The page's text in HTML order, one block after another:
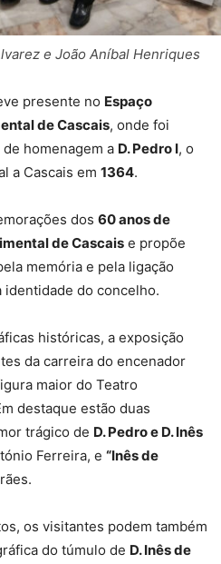
e João Aníbal Henriques
presente no Espaço
de Cascais, onde foi
homenagem a D. Pedro I, o
a Cascais em 1364.
dos 60 anos de
de Cascais e propõe
memória e pela ligação
do concelho.
históricas, a exposição
da carreira do encenador
maior do Teatro
destaque estão duas
trágico de D. Pedro e D. Inês
Ferreira, e “Inês de
os visitantes podem também
do túmulo de D. Inês de